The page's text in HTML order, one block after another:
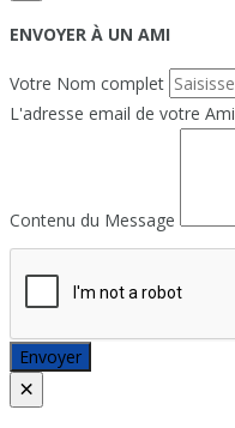
ENVOYER À UN AMI
Votre Nom complet
L'adresse email de votre Ami
Contenu du Message
Envoyer
×